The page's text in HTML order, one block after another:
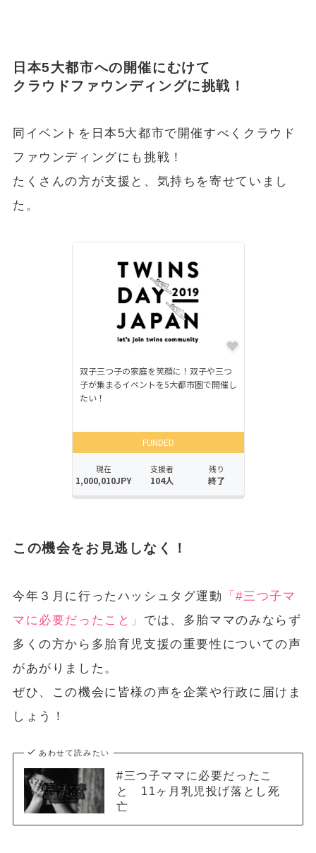
日本5大都市への開催にむけて
クラウドファウンディングに挑戦！
同イベントを日本5大都市で開催すべくクラウド
ファウンディングにも挑戦！
たくさんの方が支援と、気持ちを寄せていまし
た。
この機会をお見逃しなく！
今年３月に行ったハッシュタグ運動
「#三つ子マ
マに必要だったこと」 では、多胎ママのみならず
多くの方から多胎育児支援の重要性についての声
があがりました。
ぜひ、この機会に皆様の声を企業や行政に届けま
しょう！
あわせて読みたい
#三つ子ママに必要だったこ
と 11ヶ月乳児投げ落とし死
亡